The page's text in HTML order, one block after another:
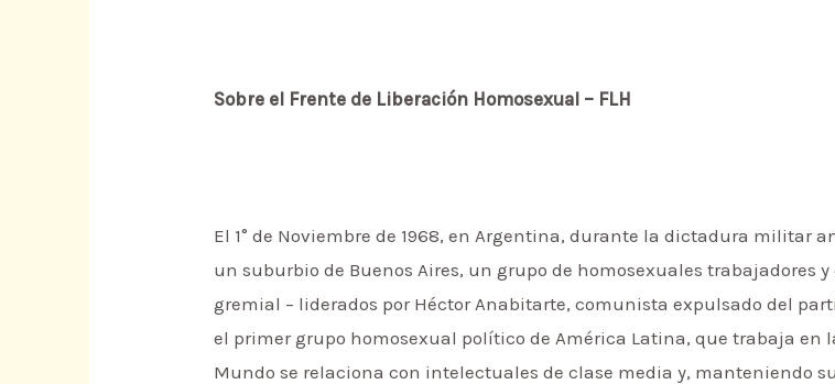
Sobre el Frente de Liberación Homosexual – FLH
El 1° de Noviembre de 1968, en Argentina, durante la dictadura militar
un suburbio de Buenos Aires, un grupo de homosexuales trabajadores
gremial – liderados por Héctor Anabitarte, comunista expulsado del
el primer grupo homosexual político de América Latina, que trabaja en
Mundo se relaciona con intelectuales de clase media y, manteniendo